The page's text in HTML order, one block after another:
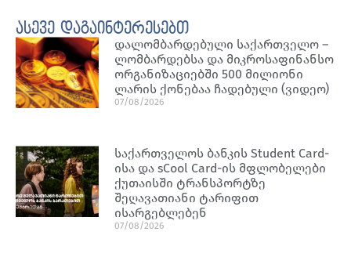
ასევე დაგაინტერესებთ
დალომბარდებული საქართველო –
ლომბარდებსა და მიკროსაფინანსო
ორგანიზაციებში 500 მილიონი
ლარის ქონებაა ჩადებული (ვიდეო)
07/08/2026
საქართველოს ბანკის Student Card-
ისა და sCool Card-ის მფლობელები
ქუთაისში ტრანსპორტზე
შეღავათიანი ტარიფით
ისარგებლებენ
07/08/2026